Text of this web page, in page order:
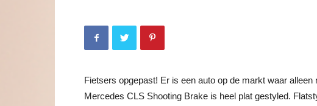
Fietsers opgepast! Er is een auto op de markt waar
Mercedes CLS Shooting Brake is heel plat gestyled.